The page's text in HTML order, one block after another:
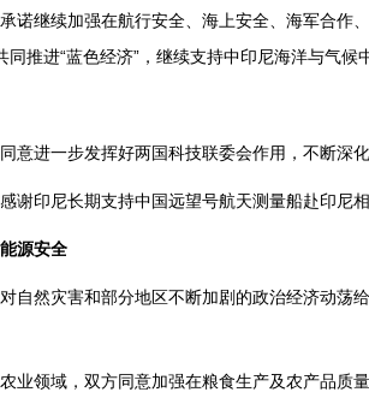
继续加强在航行安全、海上安全、海军合作、
同推进“蓝色经济”，继续支持中印尼海洋与气候
进一步发挥好两国科技联委会作用，不断深
印尼长期支持中国远望号航天测量船赴印尼
源安全
然灾害和部分地区不断加剧的政治经济动荡给
领域，双方同意加强在粮食生产及农产品质